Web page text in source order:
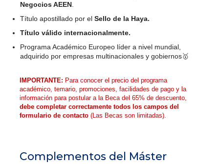
Negocios AEEN
Título apostillado por el Sello de la Haya.
Título válido internacionalmente.
Programa Académico Europeo líder a nivel mundial,
adquirido por empresas multinacionales y gobiernos🥇
IMPORTANTE: Para conocer el precio del programa
académico, temario, promociones, facilidades de pago y la
información para postular a la Beca del 65% de descuento,
debe completar correctamente todos los campos del
formulario de contacto (Las Becas son limitadas).
Complementos del Máster